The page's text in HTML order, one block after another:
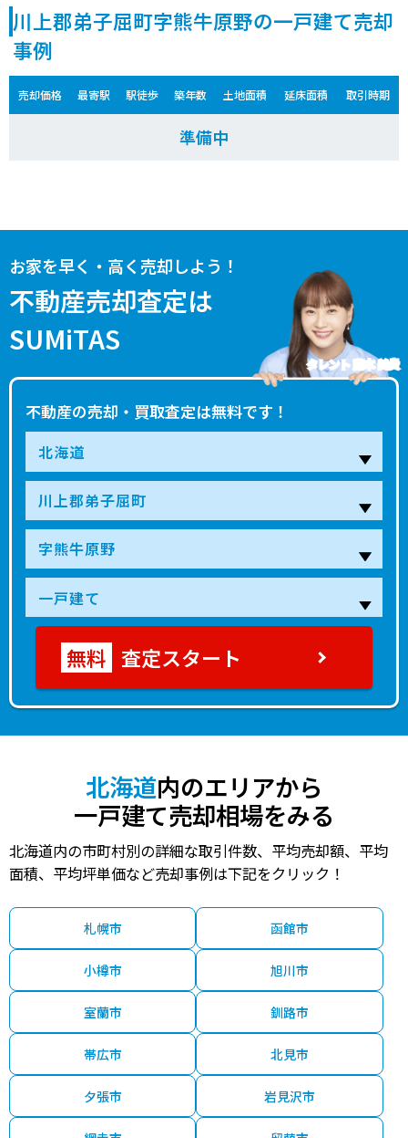
川上郡弟子屈町字熊牛原野の一戸建て売却
事例
売却価格 最寄駅 駅徒歩 築年数 土地面積 延床面積 取引時期
準備中
お家を早く・高く売却しよう！
不動産売却査定は
SUMiTAS
不動産の売却・買取査定は無料です！
タレント 藤本 美貴
査定スタート
北海道内のエリアから
一戸建て売却相場をみる
北海道内の市町村別の詳細な取引件数、平均売却額、平均
面積、平均坪単価など売却事例は下記をクリック！
札幌市 函館市
小樽市 旭川市
室蘭市 釧路市
帯広市 北見市
夕張市 岩見沢市